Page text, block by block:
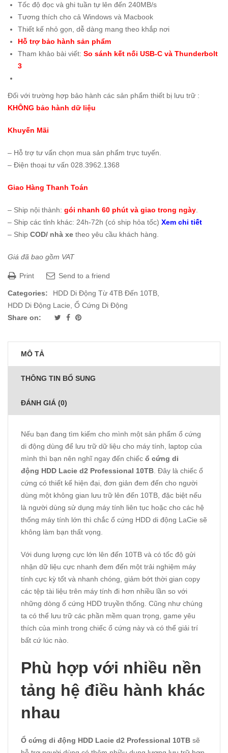
Tốc độ đọc và ghi tuần tự lên đến 240MB/s
Tương thích cho cả Windows và Macbook
Thiết kế nhỏ gọn, dễ dàng mang theo khắp nơi
Hỗ trợ bảo hành sản phẩm
Tham khảo bài viết: So sánh kết nối USB-C và Thunderbolt
3
Đối với trường hợp bảo hành các sản phẩm thiết bị lưu trữ :
KHÔNG bảo hành dữ liệu
Khuyến Mãi
– Hỗ trợ tư vấn chọn mua sản phẩm trực tuyến.
– Điện thoại tư vấn 028.3962.1368
Giao Hàng Thanh Toán
– Ship nội thành: gói nhanh 60 phút và giao trong ngày
– Ship các tỉnh khác: 24h-72h (có ship hỏa tốc) Xem chi tiết
– Ship COD/ nhà xe theo yêu cầu khách hàng.
Giá đã bao gồm VAT
Print Send to a friend
Categories: HDD Di Động Từ 4TB Đến 10TB
HDD Di Động Lacie Ổ Cứng Di Động
Share on:
MÔ TẢ
THÔNG TIN BỔ SUNG
ĐÁNH GIÁ (0)
Nếu bạn đang tìm kiếm cho mình một sản phẩm ổ cứng
di động dùng để lưu trữ dữ liệu cho máy tính, laptop của
mình thì bạn nên nghĩ ngay đến chiếc ổ cứng di
động HDD Lacie d2 Professional 10TB . Đây là chiếc ổ
cứng có thiết kế hiện đại, đơn giản đem đến cho người
dùng một không gian lưu trữ lên đến 10TB, đặc biệt nếu
là người dùng sử dụng máy tính liên tục hoặc cho các hệ
thống máy tính lớn thì chắc ổ cứng HDD di động LaCie sẽ
không làm bạn thất vọng.
Với dung lượng cực lớn lên đến 10TB và có tốc độ gửi
nhận dữ liệu cực nhanh đem đến một trải nghiệm máy
tính cực kỳ tốt và nhanh chóng, giảm bớt thời gian copy
các tệp tài liệu trên máy tính đi hơn nhiều lần so với
những dòng ổ cứng HDD truyền thống. Cũng như chúng
ta có thể lưu trữ các phần mềm quan trọng, game yêu
thích của mình trong chiếc ổ cứng này và có thể giải trí
bất cứ lúc nào.
Phù hợp với nhiều nền
tảng hệ điều hành khác
nhau
Ổ cứng di động HDD Lacie d2 Professional 10TB sẽ